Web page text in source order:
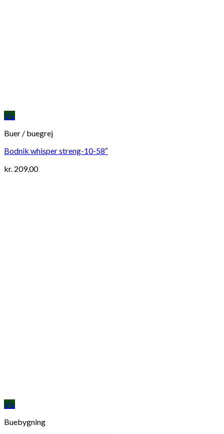
Vis
Buer / buegrej
Bodnik whisper streng-10-58″
kr. 209,00
Vis
Buebygning